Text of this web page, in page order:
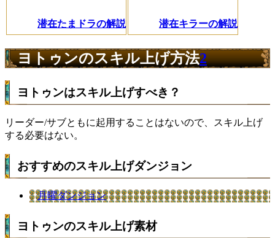
潜在たまドラの解説 潜在キラーの解説
ヨトゥンのスキル上げ方法2
ヨトゥンはスキル上げすべき？
リーダー/サブともに起用することはないので、スキル上げ
する必要はない。
おすすめのスキル上げダンジョン
月曜ダンジョン
ヨトゥンのスキル上げ素材